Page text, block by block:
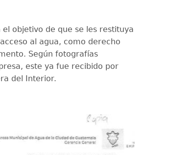
objetivo de que se les restituya
al agua, como derecho
Según fotografías
este ya fue recibido por
del Interior.